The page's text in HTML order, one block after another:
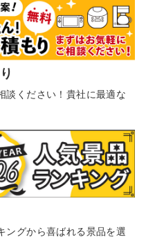
談ください！貴社に最適な
ングから喜ばれる景品を選